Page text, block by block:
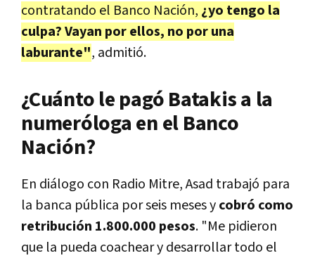
contratando el Banco Nación, ¿yo tengo la
culpa? Vayan por ellos, no por una
laburante", admitió.
¿Cuánto le pagó Batakis a la
numeróloga en el Banco
Nación?
En diálogo con Radio Mitre, Asad trabajó para
la banca pública por seis meses ycobró como
retribución 1.800.000 pesos. "Me pidieron
que la pueda coachear y desarrollar todo el